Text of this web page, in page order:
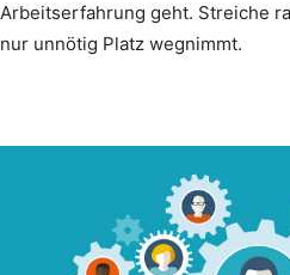
Arbeitserfahrung geht. Streiche
nur unnötig Platz wegnimmt.